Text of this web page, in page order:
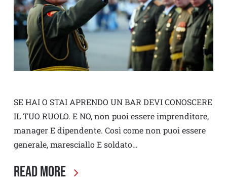
SE HAI O STAI APRENDO UN BAR DEVI CONOSCERE
IL TUO RUOLO. E NO, non puoi essere imprenditore,
manager E dipendente. Così come non puoi essere
generale, maresciallo E soldato…
Read More